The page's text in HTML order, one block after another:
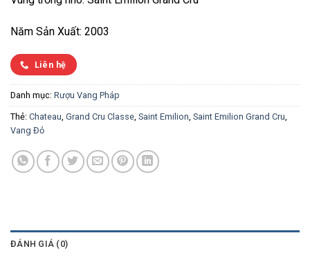
Năm Sản Xuất: 2003
Liên hệ
Danh mục: Rượu Vang Pháp
Thẻ: Chateau Grand Cru Classe Saint Emilion Saint Emilion Grand Cru
Vang Đỏ
ĐÁNH GIÁ (0)